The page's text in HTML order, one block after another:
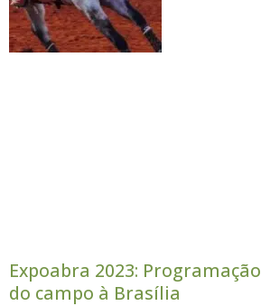
Expoabra 2023:
do campo à Brasília